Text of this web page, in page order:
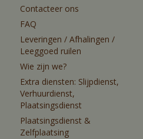
Contacteer ons
FAQ
Leveringen / Afhalingen /
Leeggoed ruilen
Wie zijn we?
Extra diensten: Slijpdienst,
Verhuurdienst,
Plaatsingsdienst
Plaatsingsdienst &
Zelfplaatsing